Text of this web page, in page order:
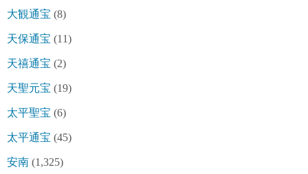
大観通宝 (8)
天保通宝 (11)
天禧通宝 (2)
天聖元宝 (19)
太平聖宝 (6)
太平通宝 (45)
安南 (1,325)